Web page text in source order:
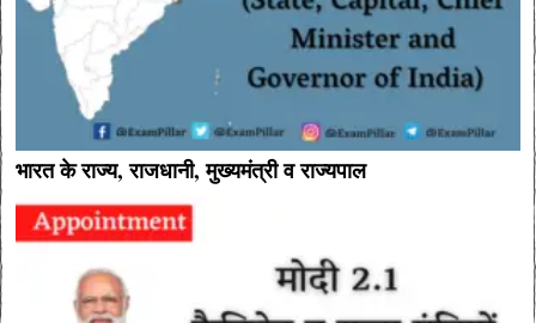
भारत के राज्य, राजधानी, मुख्यमंत्री व राज्यपाल